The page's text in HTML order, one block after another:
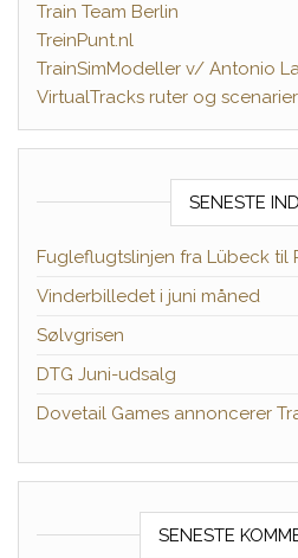
Train Team Berlin
TreinPunt.nl
TrainSimModeller v/ Antonio
VirtualTracks ruter og scenarier
SENESTE
Fugleflugtslinjen fra Lübeck til
Vinderbilledet i juni måned
Sølvgrisen
DTG Juni-udsalg
Dovetail Games annoncerer
SENESTE